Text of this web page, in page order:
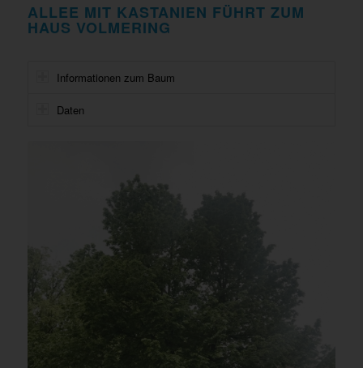
ALLEE MIT KASTANIEN FÜHRT ZUM
HAUS VOLMERING
Informationen zum Baum
Daten